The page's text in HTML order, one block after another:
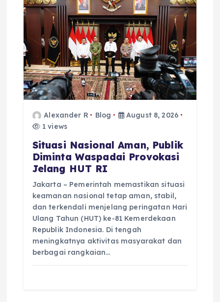
Alexander R Blog
August 8, 2026
1 views
Situasi Nasional Aman, Publik
Diminta Waspadai Provokasi
Jelang HUT RI
Jakarta – Pemerintah memastikan situasi
keamanan nasional tetap aman, stabil,
dan terkendali menjelang peringatan Hari
Ulang Tahun (HUT) ke-81 Kemerdekaan
Republik Indonesia. Di tengah
meningkatnya aktivitas masyarakat dan
berbagai rangkaian…